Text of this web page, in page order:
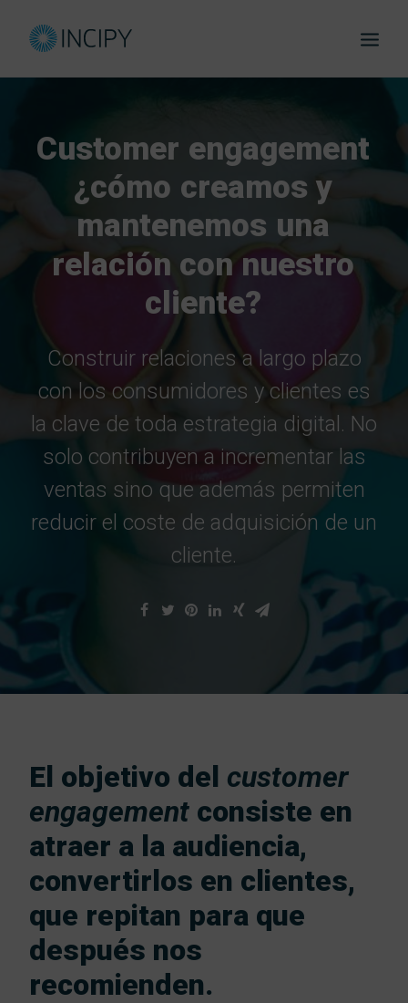
Customer engagement
¿cómo creamos y
mantenemos una
relación con nuestro
cliente?
Construir relaciones a largo plazo
con los consumidores y clientes es
la clave de toda estrategia digital. No
solo contribuyen a incrementar las
ventas sino que además permiten
reducir el coste de adquisición de un
cliente.
El objetivo del customer
engagement consiste en
atraer a la audiencia,
convertirlos en clientes,
que repitan para que
después nos
recomienden.